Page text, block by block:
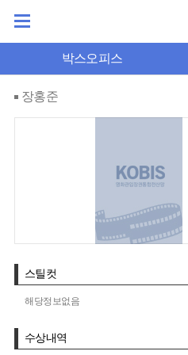
박스오피스
장홍준
스틸컷
해당정보없음
수상내역